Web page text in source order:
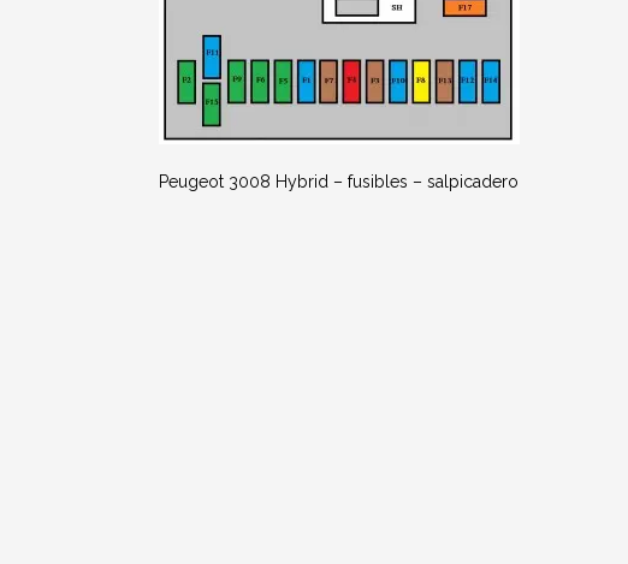
Peugeot 3008 Hybrid – fusibles – salpicadero